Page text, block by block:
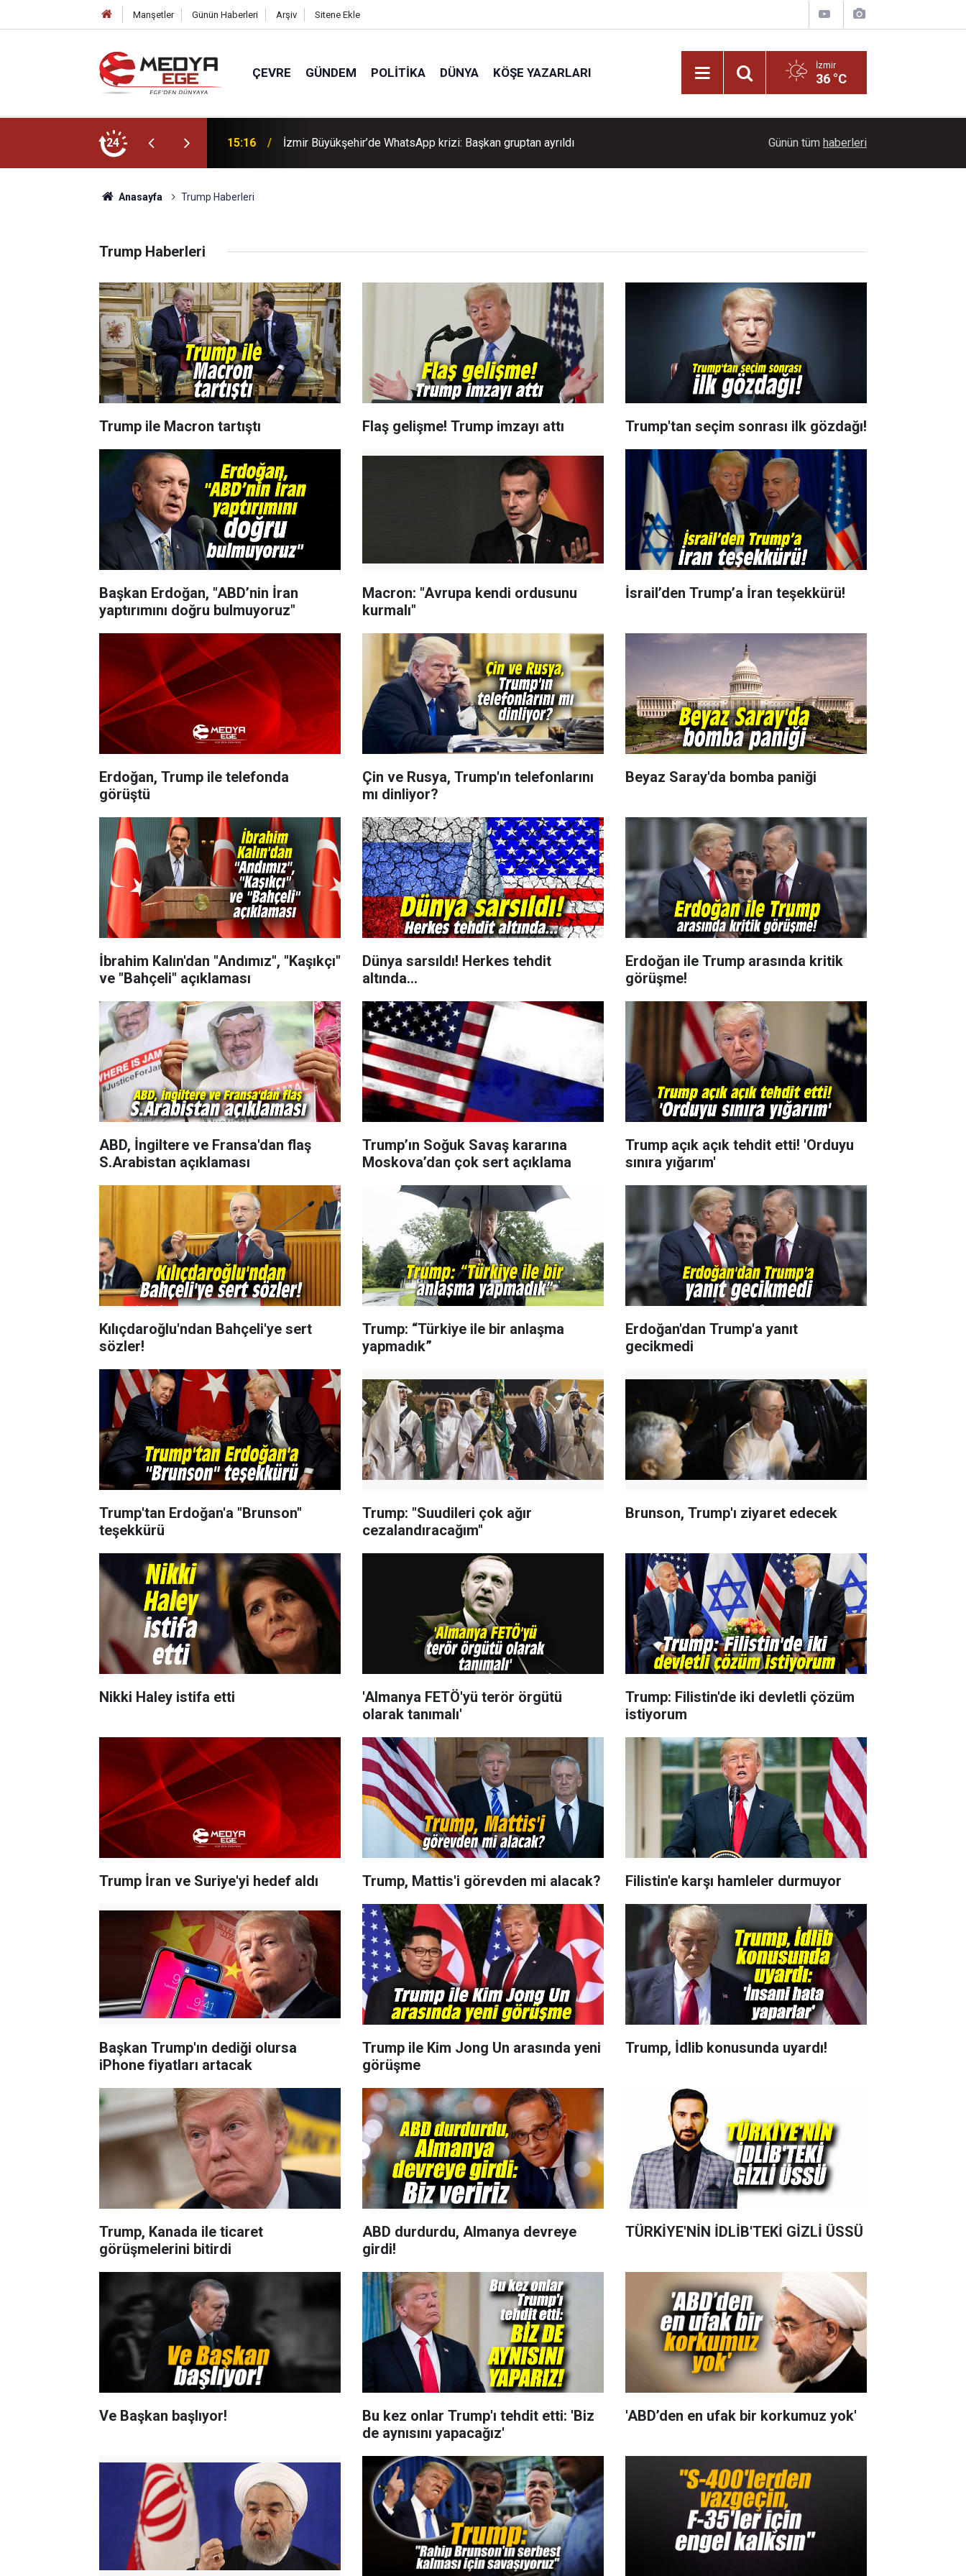
Manşetler Günün Haberleri Arşiv Sitene Ekle
ÇEVRE GÜNDEM POLITIKA DÜNYA KÖŞE YAZARLARI İzmir
36 °C
24 15:16 İzmir Büyükşehir’de WhatsApp krizi: Başkan gruptan ayrıldı MHP Balçova’dan belediyeye pankart tepkisi
Günün tüm haberleri
Anasayfa Trump Haberleri
Trump Haberleri
Trump ile Macron tartıştı Flaş gelişme! Trump imzayı attı Trump'tan seçim sonrası ilk gözdağı!
Başkan Erdoğan, "ABD’nin İran
yaptırımını doğru bulmuyoruz"
Macron: "Avrupa kendi ordusunu
kurmalı"
İsrail’den Trump’a İran teşekkürü!
Erdoğan, Trump ile telefonda
görüştü
Çin ve Rusya, Trump'ın telefonlarını
mı dinliyor?
Beyaz Saray'da bomba paniği
İbrahim Kalın'dan "Andımız", "Kaşıkçı"
ve "Bahçeli" açıklaması
Dünya sarsıldı! Herkes tehdit
altında...
Erdoğan ile Trump arasında kritik
görüşme!
ABD, İngiltere ve Fransa'dan flaş
S.Arabistan açıklaması
Trump’ın Soğuk Savaş kararına
Moskova’dan çok sert açıklama
Trump açık açık tehdit etti! 'Orduyu
sınıra yığarım'
Kılıçdaroğlu'ndan Bahçeli'ye sert
sözler!
Trump: “Türkiye ile bir anlaşma
yapmadık”
Erdoğan'dan Trump'a yanıt
gecikmedi
Trump'tan Erdoğan'a "Brunson"
teşekkürü
Trump: "Suudileri çok ağır
cezalandıracağım"
Brunson, Trump'ı ziyaret edecek
Nikki Haley istifa etti
'Almanya FETÖ'yü terör örgütü
olarak tanımalı'
Trump: Filistin'de iki devletli çözüm
istiyorum
Trump İran ve Suriye'yi hedef aldı Trump, Mattis'i görevden mi alacak? Filistin'e karşı hamleler durmuyor
Başkan Trump'ın dediği olursa
iPhone fiyatları artacak
Trump ile Kim Jong Un arasında yeni
görüşme
Trump, İdlib konusunda uyardı!
Trump, Kanada ile ticaret
görüşmelerini bitirdi
ABD durdurdu, Almanya devreye
girdi!
TÜRKİYE'NİN İDLİB'TEKİ GİZLİ ÜSSÜ
Ve Başkan başlıyor!
Bu kez onlar Trump'ı tehdit etti: 'Biz
de aynısını yapacağız'
'ABD’den en ufak bir korkumuz yok'